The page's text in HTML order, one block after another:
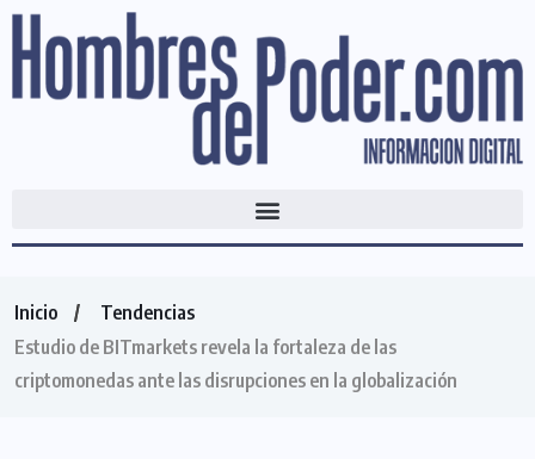
Inicio
Tendencias
Estudio de BITmarkets revela la fortaleza de las
criptomonedas ante las disrupciones en la globalización